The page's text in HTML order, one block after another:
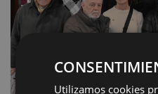
Utilizamos cookies